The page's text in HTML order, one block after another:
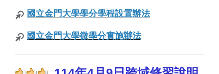
國立金門大學學分學程設置辦法
國立金門大學微學分實施辦法